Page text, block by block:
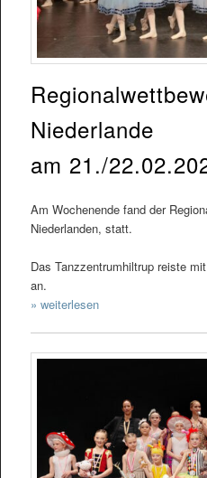
Niederlande
am 21./
Am Wochenende fand der
Niederlanden, statt.
Das Tanzzentrumhiltrup reiste
an.
» weiterlesen